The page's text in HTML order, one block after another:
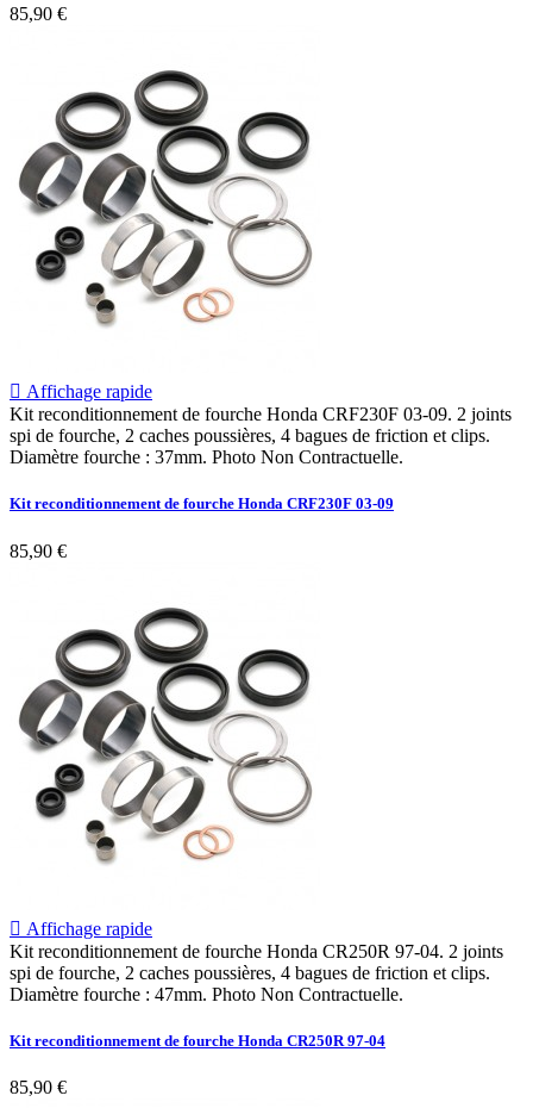
85,90 €
 Affichage rapide
Kit reconditionnement de fourche Honda CRF230F 03-09. 2 joints
spi de fourche, 2 caches poussières, 4 bagues de friction et clips.
Diamètre fourche : 37mm. Photo Non Contractuelle.
Kit reconditionnement de fourche Honda CRF230F 03-09
85,90 €
 Affichage rapide
Kit reconditionnement de fourche Honda CR250R 97-04. 2 joints
spi de fourche, 2 caches poussières, 4 bagues de friction et clips.
Diamètre fourche : 47mm. Photo Non Contractuelle.
Kit reconditionnement de fourche Honda CR250R 97-04
85,90 €